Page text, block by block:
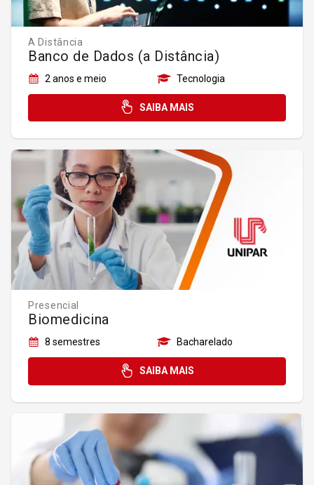
A Distância
Banco de Dados (a Distância)
2 anos e meio Tecnologia
SAIBA MAIS
Presencial
Biomedicina
8 semestres Bacharelado
SAIBA MAIS